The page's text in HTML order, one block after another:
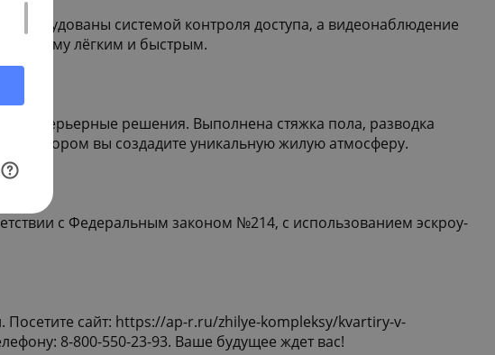
оборудованы системой контроля доступа, а видеонаблюдение
по дому лёгким и быстрым.
интерьерные решения. Выполнена стяжка пола, разводка
на котором вы создадите уникальную жилую атмосферу.
с Федеральным законом №214, с использованием эскроу-
сайт: https://ap-r.ru/zhilye-kompleksy/kvartiry-v-
8-800-550-23-93. Ваше будущее ждет вас!